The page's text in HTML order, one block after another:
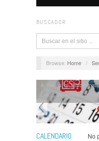
BUSCADOR
Browse: Home /
CALENDARIO
A Series of Unfortunate
Gods, Arrested
Bosch,Brooklyn Nine
Sabrina
Cloak and
Friends from College,
No